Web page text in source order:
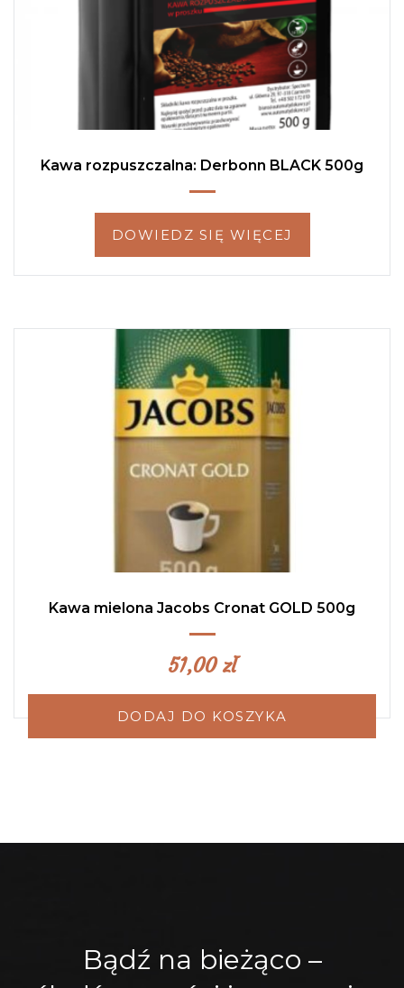
Kawa rozpuszczalna: Derbonn BLACK 500g
DOWIEDZ SIĘ WIĘCEJ
Kawa mielona Jacobs Cronat GOLD 500g
51,00zł
DODAJ DO KOSZYKA
Bądź na bieżąco –